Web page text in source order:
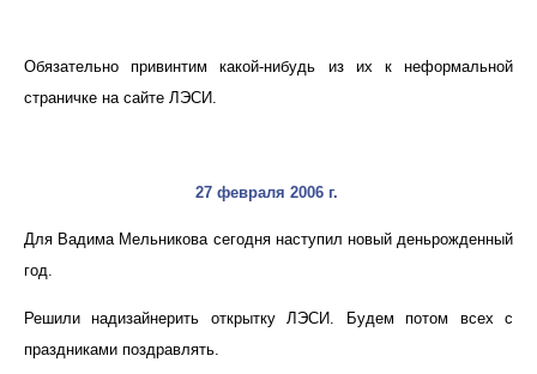
Обязательно привинтим какой-нибудь из их к неформальной
страничке на сайте ЛЭСИ.
27 февраля 2006 г.
Для Вадима Мельникова сегодня наступил новый деньрожденный
год.
Решили надизайнерить открытку ЛЭСИ. Будем потом всех с
праздниками поздравлять.